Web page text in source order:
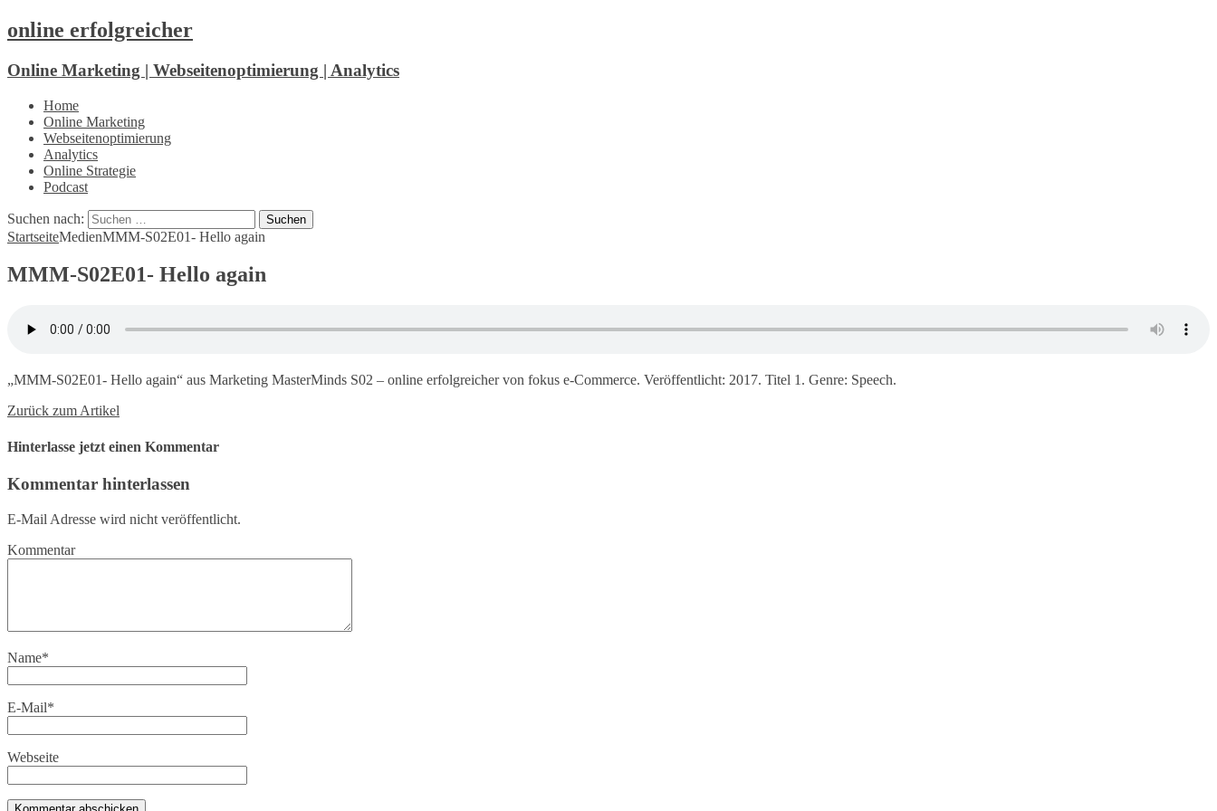
online erfolgreicher
Online Marketing | Webseitenoptimierung | Analytics
Home
Online Marketing
Webseitenoptimierung
Analytics
Online Strategie
Podcast
Suchen nach:
StartseiteMedienMMM-S02E01- Hello again
MMM-S02E01- Hello again
„MMM-S02E01- Hello again“ aus Marketing MasterMinds S02 – online erfolgreicher von fokus e-Commerce. Veröffentlicht: 2017. Titel 1. Genre: Speech.
Zurück zum Artikel
Hinterlasse jetzt einen Kommentar
Kommentar hinterlassen
E-Mail Adresse wird nicht veröffentlicht.
Kommentar
Name*
E-Mail*
Webseite